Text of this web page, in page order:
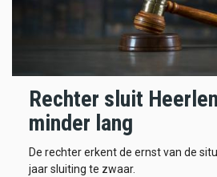
Rechter sluit
minder lang
De rechter erkent de ernst van de
jaar sluiting te zwaar.